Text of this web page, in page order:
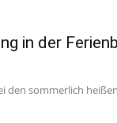
in der
sommerlich